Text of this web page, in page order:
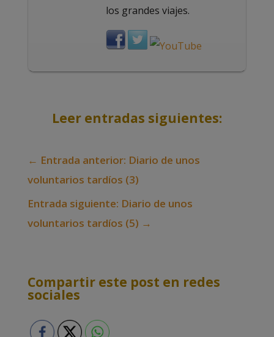
los grandes viajes.
Leer entradas siguientes:
← Entrada anterior: Diario de unos
voluntarios tardíos (3)
Entrada siguiente: Diario de unos
voluntarios tardíos (5) →
Compartir este post en redes
sociales